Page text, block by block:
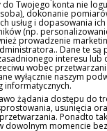
POSTY
do Twojego konta nie
dokonanie
usług i dopasowania
(np.
prowadzenie
Dane te
interesu lub
wobec
wyłącznie naszym
informatycznych.
żądania dostępu do
usunięcia
Ponadto
dowolnym momencie bez